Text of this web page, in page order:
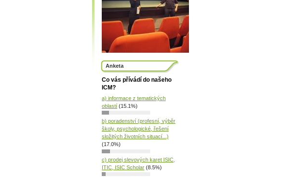
Anketa
Co vás přívádí do našeho
ICM?
a) informace z tematických
oblastí (15.1%)
b) poradenství (profesní, výběr
školy, psychologické, řešení
složitých životních situací...)
(17.0%)
c) prodej slevových karet ISIC,
ITIC, ISIC Scholar (8.5%)